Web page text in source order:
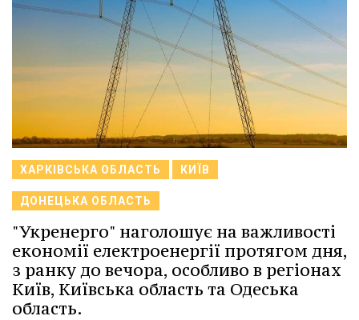
ХАРКІВСЬКА ОБЛАСТЬ КИЇВ
ДОНЕЦЬКА ОБЛАСТЬ
"Укренерго" наголошує на важливості
економії електроенергії протягом дня,
з ранку до вечора, особливо в регіонах
Київ, Київська область та Одеська
область.